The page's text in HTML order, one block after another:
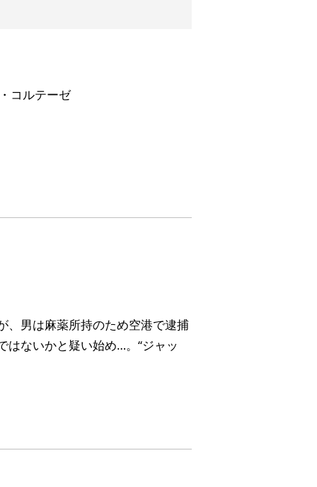
コルテーゼ
、男は麻薬所持のため空港で逮捕
はないかと疑い始め…。“ジャッ